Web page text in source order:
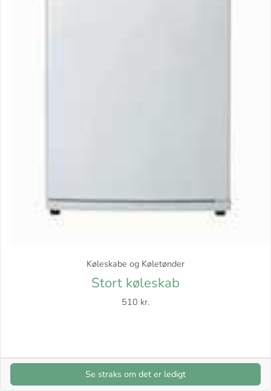
Køleskabe og Køletønder
Stort køleskab
510 kr.
Se straks om det er ledigt